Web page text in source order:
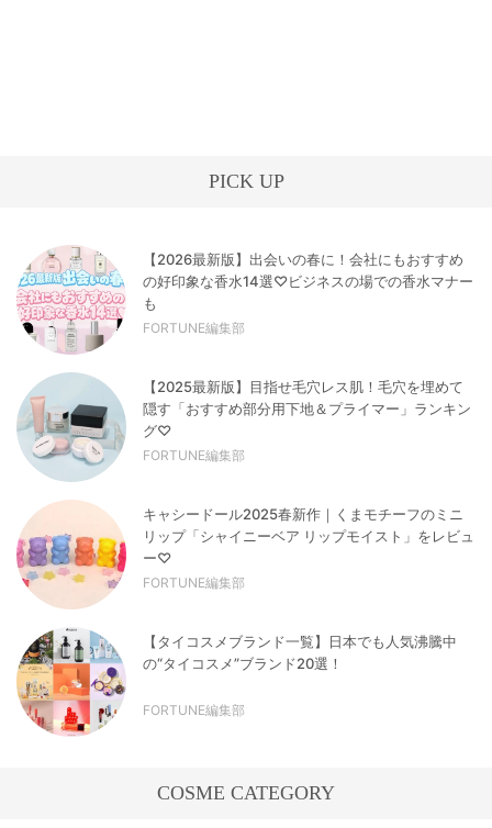
PICK UP
【2026最新版】出会いの春に！会社にもおすすめ
の好印象な香水14選♡ビジネスの場での香水マナー
も
FORTUNE編集部
【2025最新版】目指せ毛穴レス肌！毛穴を埋めて
隠す「おすすめ部分用下地＆プライマー」ランキン
グ♡
FORTUNE編集部
キャシードール2025春新作｜くまモチーフのミニ
リップ「シャイニーベア リップモイスト」をレビュ
ー♡
FORTUNE編集部
【タイコスメブランド一覧】日本でも人気沸騰中
の“タイコスメ”ブランド20選！
FORTUNE編集部
COSME CATEGORY